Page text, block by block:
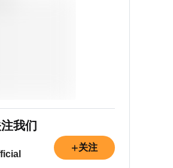
我们
+关注